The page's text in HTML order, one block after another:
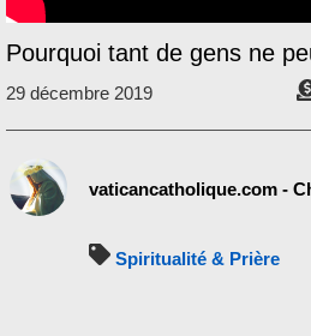
Pourquoi tant de gens ne
29 décembre 2019
vaticancatholique.com -
Spiritualité & Prière